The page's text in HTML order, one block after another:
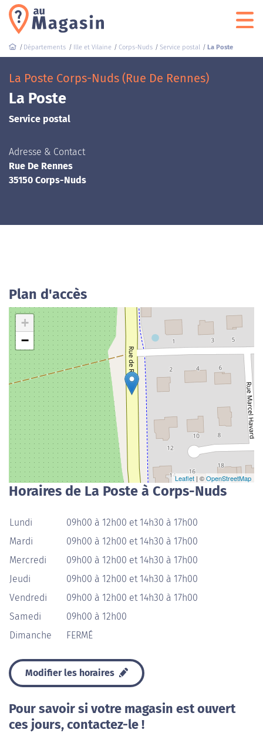
Départements Ille et Vilaine Corps-Nuds Service postal La Poste
La Poste Corps-Nuds (Rue De Rennes)
La Poste
Service postal
Adresse & Contact
Rue De Rennes
35150 Corps-Nuds
Plan d'accès
+
−
Leaflet | ©OpenStreetMap
Horaires de La Poste à Corps-Nuds
Lundi
09h00 à 12h00 et 14h30 à 17h00
Mardi
09h00 à 12h00 et 14h30 à 17h00
Mercredi
09h00 à 12h00 et 14h30 à 17h00
Jeudi
09h00 à 12h00 et 14h30 à 17h00
Vendredi
09h00 à 12h00 et 14h30 à 17h00
Samedi
09h00 à 12h00
Dimanche
FERMÉ
Modifier les horaires
Pour savoir si votre magasin est ouvert
ces jours, contactez-le !